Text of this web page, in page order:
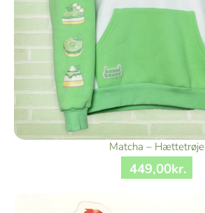
Matcha – Hættetrøje
449,00kr.